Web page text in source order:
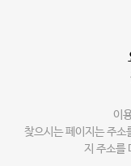
이
찾으시는 페이지는 주소
지 주소를